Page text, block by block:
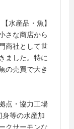
水産品・魚】
さな商店から
商社として世
ました。特に
の売買で大き
点・協力工場
身等の水産加
クサーモンな